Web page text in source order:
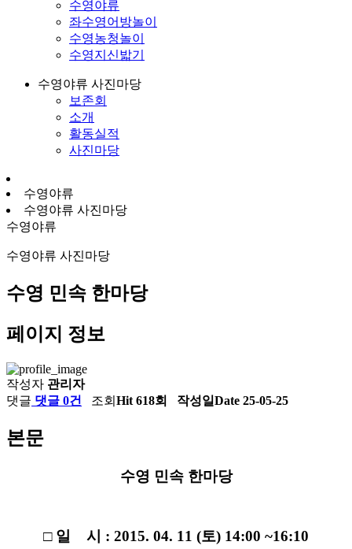
수영야류
좌수영어방놀이
수영농청놀이
수영지신밟기
수영야류 사진마당
보존회
소개
활동실적
사진마당
수영야류
수영야류 사진마당
수영야류
수영야류 사진마당
수영 민속 한마당
페이지 정보
작성자 관리자
댓글 댓글 0건 조회 Hit 618회 작성일Date 25-05-25
본문
수영 민속 한마당
□ 일 시 : 2015. 04. 11 (토) 14:00 ~16:10